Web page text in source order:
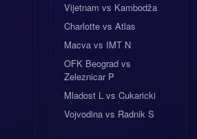
Vijetnam vs Kambodža
Charlotte vs Atlas
Macva vs IMT N
OFK Beograd vs
Zeleznicar P
Mladost L vs Cukaricki
Vojvodina vs Radnik S